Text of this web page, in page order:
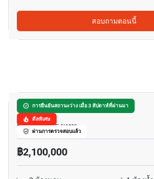
สอบถามตอนนี้
การยืนยันสถานะว่าง เมื่อ 3 สัปดาห์ที่ผ่านมา
ดีลพิเศษ
ผ่านการตรวจสอบแล้ว
เมโทร ปาร์ค สาทร เฟส 1
บางหว้า, กรุงเทพ
฿2,100,000